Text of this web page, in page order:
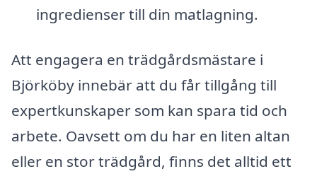
ingredienser till din matlagning.
Att engagera en trädgårdsmästare i
Björköby innebär att du får tillgång till
expertkunskaper som kan spara tid och
arbete. Oavsett om du har en liten altan
eller en stor trädgård, finns det alltid ett